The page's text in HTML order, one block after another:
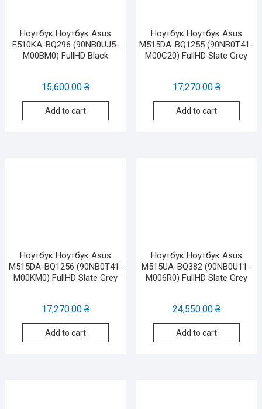
Ноутбук Ноутбук Asus
E510KA-BQ296 (90NB0UJ5-
M00BM0) FullHD Black
15,600.00₴
Add to cart
Ноутбук Ноутбук Asus
M515DA-BQ1255 (90NB0T41-
M00C20) FullHD Slate Grey
17,270.00 ₴
Add to cart
Ноутбук Ноутбук Asus
M515DA-BQ1256 (90NB0T41-
M00KM0) FullHD Slate Grey
17,270.00₴
Add to cart
Ноутбук Ноутбук Asus
M515UA-BQ382 (90NB0U11-
M006R0) FullHD Slate Grey
24,550.00 ₴
Add to cart